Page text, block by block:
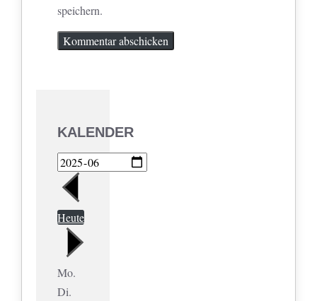
speichern.
KALENDER
Heute
Mo.
Di.